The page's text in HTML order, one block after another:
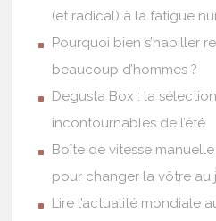
(et radical) à la fatigue
Pourquoi bien s’habiller
beaucoup d’hommes ?
Degusta Box : la
incontournables de l’été
Boîte de vitesse
pour changer la vôtre au
Lire l’actualité mondiale